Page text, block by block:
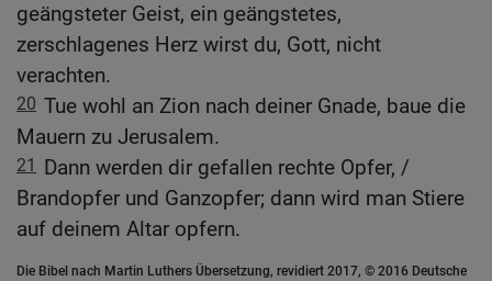
geängsteter Geist, ein geängstetes,
zerschlagenes Herz wirst du, Gott, nicht
verachten.
20 Tue wohl an Zion nach deiner Gnade, baue die
Mauern zu Jerusalem.
21
Dann werden dir gefallen rechte Opfer, /
Brandopfer und Ganzopfer; dann wird man Stiere
auf deinem Altar opfern.
Die Bibel nach Martin Luthers Übersetzung, revidiert 2017, © 2016 Deutsche